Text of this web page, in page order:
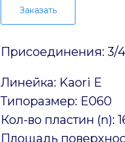
Заказать
Присоединения: 3/
Линейка: Kaori E
Типоразмер: E060
Кол-во пластин (n):
Площадь